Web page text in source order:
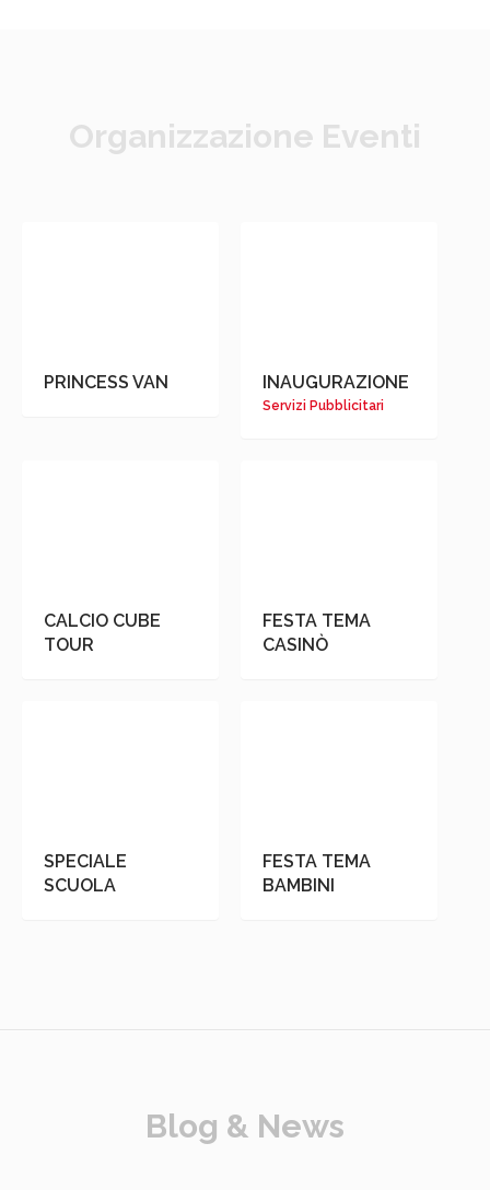
Organizzazione Eventi
PRINCESS VAN INAUGURAZIONE
Servizi Pubblicitari
CALCIO CUBE
TOUR
FESTA TEMA
CASINÒ
SPECIALE
SCUOLA
FESTA TEMA
BAMBINI
Blog & News